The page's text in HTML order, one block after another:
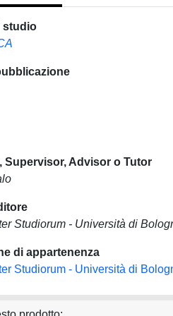
studio
Supervisor, Advisor o Tutor
Studiorum - Università di
di appartenenza
Studiorum - Università di